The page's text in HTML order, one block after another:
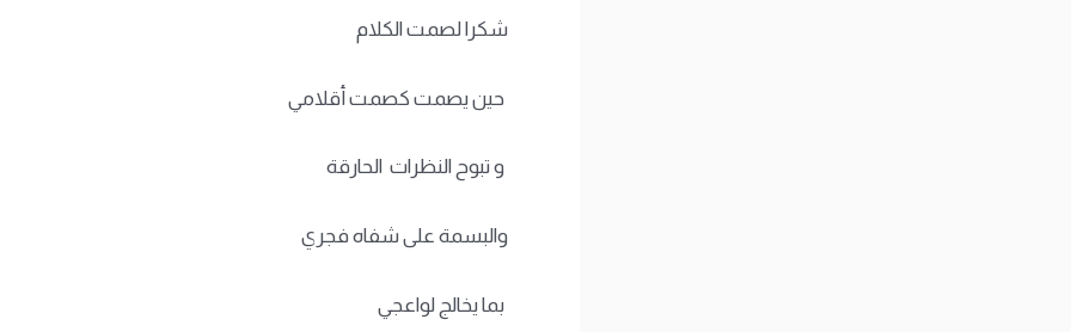
شكرا لصمت الكلام
حين يصمت كصمت أقلامي
و تبوح النظرات الحارقة
والبسمة على شفاه فجري
بما يخالج لواعجي